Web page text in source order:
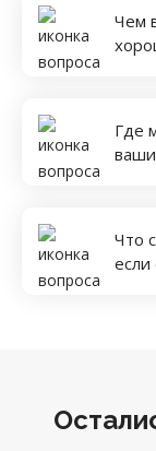
Чем
Где
Что
если